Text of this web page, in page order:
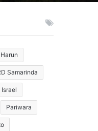
Samarinda
Israel
Pariwara